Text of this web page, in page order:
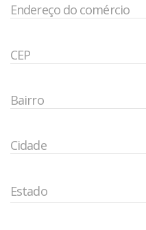
Endereço do comércio
CEP
Bairro
Cidade
Estado